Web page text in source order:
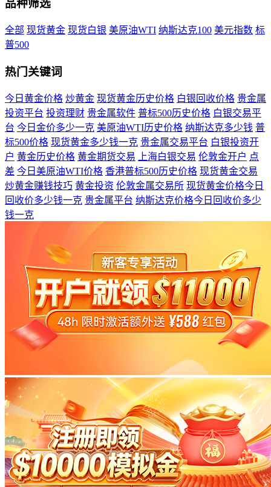
品种筛选
全部 现货黄金 现货白银 美原油WTI 纳斯达克100 美元指数 标
普500
热门关键词
今日黄金价格 炒黄金 现货黄金历史价格 白银回收价格 贵金属
投资平台 投资理财 贵金属软件 普标500历史价格 白银交易平
台 今日金价多少一克 美原油WTI历史价格 纳斯达克多少钱 普
标500价格 现货黄金多少钱一克 贵金属交易平台 白银投资开
户 黄金历史价格 黄金期货交易 上海白银交易 伦敦金开户 点
差 今日美原油WTI价格 香港普标500历史价格 现货黄金交易
炒黄金赚钱技巧 黄金投资 伦敦金属交易所 现货黄金价格今日
回收价多少钱一克 贵金属平台 纳斯达克价格今日回收价多少
钱一克